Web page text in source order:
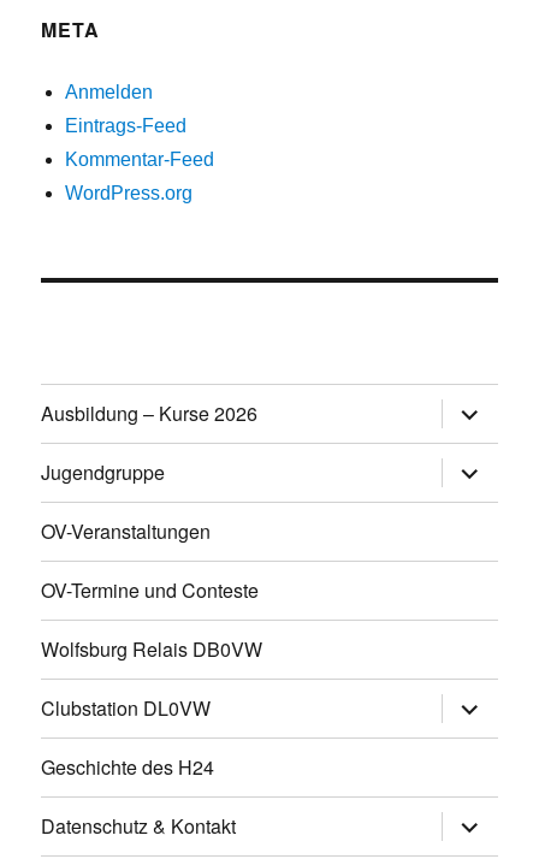
META
Anmelden
Eintrags-Feed
Kommentar-Feed
WordPress.org
Ausbildung – Kurse 2026
öffnen
Jugendgruppe
öffnen
OV-Veranstaltungen
OV-Termine und Conteste
Wolfsburg Relais DB0VW
Clubstation DL0VW
öffnen
Geschichte des H24
Datenschutz & Kontakt öffnen